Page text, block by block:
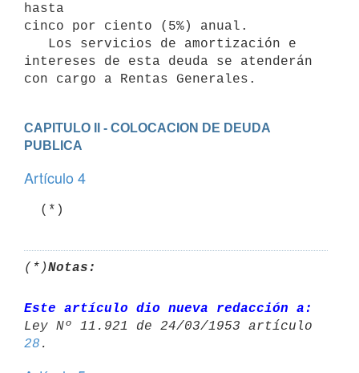
hasta
cinco por ciento (5%) anual.
intereses de esta deuda se atenderán
con cargo a Rentas Generales.
CAPITULO II - COLOCACION DE DEUDA
PUBLICA
Artículo 4
  (*)
(*)Notas:
Este artículo dio nueva redacción a:
28